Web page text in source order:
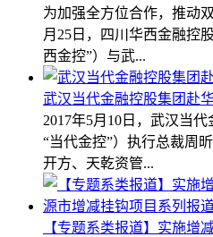
为加强全方位合作，推动
月25日，四川华西金融控
西金控”）与武...
武汉当代金融控股集团赴
2017年5月10日，武汉当
“当代金控”）执行总裁周
开方、天乾资管...
【专题系类报道】实施